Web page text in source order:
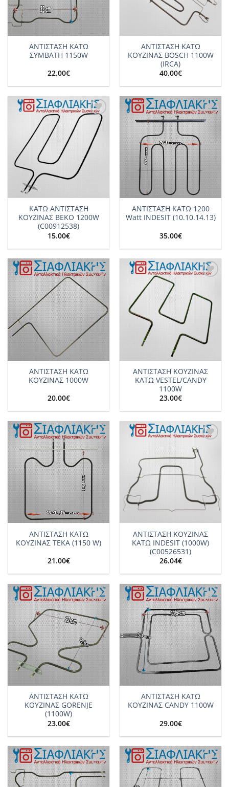
ΑΝΤΙΣΤΑΣΗ ΚΑΤΩ
ΣΥΜΒΑΤΗ 1150W
22.00€
ΑΝΤΙΣΤΑΣΗ ΚΑΤΩ
ΚΟΥΖΙΝΑΣ BOSCH 1100W
(IRCA)
40.00€
Add to
wishlist
ΚΑΤΩ ΑΝΤΙΣΤΑΣΗ
ΚΟΥΖΙΝΑΣ BEKO 1200W
(C00912538)
15.00€
Add to
wishlist
ΑΝΤΙΣΤΑΣΗ ΚΑΤΩ 1200
Watt INDESIT (10.10.14.13)
35.00€
Add to
wishlist
ΑΝΤΙΣΤΑΣΗ KATΩ
ΚΟΥΖΙΝΑΣ 1000W
20.00€
wishlist
ΑΝΤΙΣΤΑΣΗ ΚΟΥΖΙΝΑΣ
ΚΑΤΩ VESTEL/CANDY
1100W
23.00€
Add to
wishlist
ΑΝΤΙΣΤΑΣΗ ΚΑΤΩ
ΚΟΥΖΙΝΑΣ TEKA (1150 W)
21.00€
Add to
wishlist
ΑΝTΙΣΤΑΣΗ ΚΟΥΖΙΝΑΣ
ΚΑΤΩ INDESIT (1000W)
(C00526531)
26.04€
Add to
wishlist
ΑΝΤΙΣΤΑΣΗ ΚΑΤΩ
ΚΟΥΖΙΝΑΣ GORENJE
(1100W)
23.00€
Add to
wishlist
ΑΝΤΙΣΤΑΣΗ ΚΑΤΩ
ΚΟΥΖΙΝΑΣ CANDY 1100W
29.00€
Add to
wishlist
Add to
wishlist